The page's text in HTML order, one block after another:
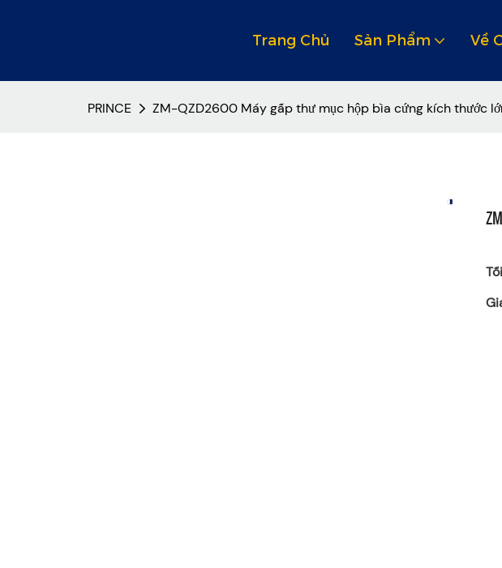
Trang Chủ Sản Phẩm Về
PRINCE ZM-QZD2600 Máy gấp thư mục hộp bìa cứng kích thước